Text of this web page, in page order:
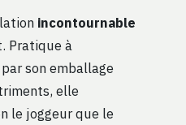
incontournable
Pratique à
son emballage
elle
le joggeur que le